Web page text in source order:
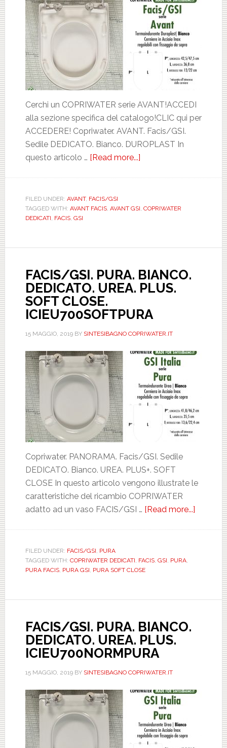
Cerchi un COPRIWATER serie AVANT!ACCEDI
alla sezione specifica del catalogo!CLIC qui per
ACCEDERE! Copriwater. AVANT. Facis/GSI.
Sedile DEDICATO. Bianco. DUROPLAST In
questo articolo … [Read more...]
DEDICATO.
ASTFSE000502AVAN
FILED UNDER: AVANT, FACIS/GSI
TAGGED WITH: AVANT FACIS, AVANT GSI, COPRIWATER
DEDICATI, FACIS, GSI
FACIS/GSI. PURA. BIANCO.
DEDICATO. UREA. PLUS.
SOFT CLOSE.
ICIEU700SOFTPURA
15 MAGGIO, 2019BY SINTESIBAGNO COPRIWATER.IT
Copriwater. PANORAMA. Facis/GSI. Sedile
DEDICATO. Bianco. UREA. PLUS+. SOFT
CLOSE In questo articolo vengono illustrate le
caratteristiche del ricambio COPRIWATER
adatto ad un vaso FACIS/GSI … [Read more...]
FACIS/
SOFT
CLOSE.
FILED UNDER: FACIS/GSI, PURA
TAGGED WITH: COPRIWATER DEDICATI, FACIS, GSI, PURA,
PURA FACIS, PURA GSI, PURA SOFT CLOSE
FACIS/GSI. PURA. BIANCO.
DEDICATO. UREA. PLUS.
ICIEU700NORMPURA
15 MAGGIO, 2019BY SINTESIBAGNO COPRIWATER.IT